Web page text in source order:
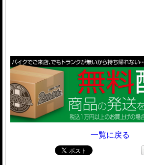
一覧に戻る